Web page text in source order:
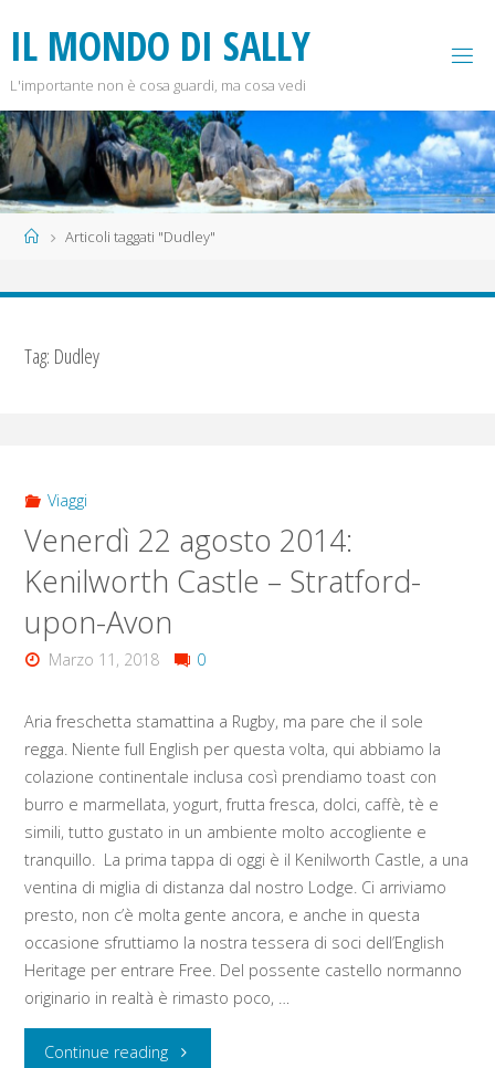
contenuto
IL MONDO DI SALLY
L'importante non è cosa guardi, ma cosa vedi
HomeArticoli taggati "Dudley"
Tag: Dudley
Viaggi
Venerdì 22 agosto 2014:
Kenilworth Castle – Stratford-
upon-Avon
Marzo 11, 2018 0
Aria freschetta stamattina a Rugby, ma pare che il sole
regga. Niente full English per questa volta, qui abbiamo la
colazione continentale inclusa così prendiamo toast con
burro e marmellata, yogurt, frutta fresca, dolci, caffè, tè e
simili, tutto gustato in un ambiente molto accogliente e
tranquillo. La prima tappa di oggi è il Kenilworth Castle, a una
ventina di miglia di distanza dal nostro Lodge. Ci arriviamo
presto, non c’è molta gente ancora, e anche in questa
occasione sfruttiamo la nostra tessera di soci dell’English
Heritage per entrare Free. Del possente castello normanno
originario in realtà è rimasto poco, …
Continue reading"Venerdì